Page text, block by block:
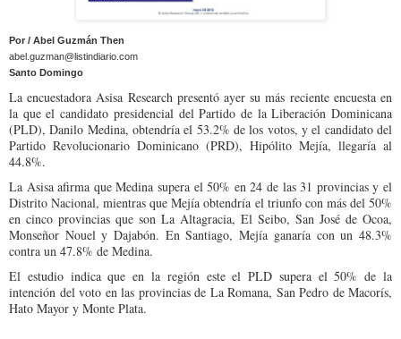
Por / Abel Guzmán Then
abel.guzman@listindiario.com
Santo Domingo
La encuestadora Asisa Research presentó ayer su más reciente encuesta en
la que el candidato presidencial del Partido de la Liberación Dominicana
(PLD), Danilo Medina, obtendría el 53.2% de los votos, y el candidato del
Partido Revolucionario Dominicano (PRD), Hipólito Mejía, llegaría al
44.8%.
La Asisa afirma que Medina supera el 50% en 24 de las 31 provincias y el
Distrito Nacional, mientras que Mejía obtendría el triunfo con más del 50%
en cinco provincias que son La Altagracia, El Seibo, San José de Ocoa,
Monseñor Nouel y Dajabón. En Santiago, Mejía ganaría con un 48.3%
contra un 47.8% de Medina.
El estudio indica que en la región este el PLD supera el 50% de la
intención del voto en las provincias de La Romana, San Pedro de Macorís,
Hato Mayor y Monte Plata.